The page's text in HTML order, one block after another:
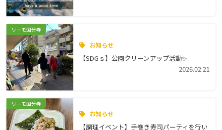
リーモ国分寺
お知らせ
【SDGｓ】公園クリーンアップ活動✨
2026.02.21
リーモ国分寺
お知らせ
【調理イベント】手巻き寿司パーティを行い